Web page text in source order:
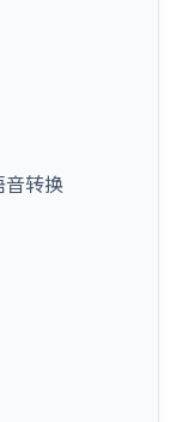
音转换